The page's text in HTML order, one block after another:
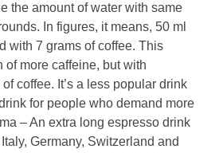
the amount of water with same
In figures, it means, 50 ml
with 7 grams of coffee. This
of more caffeine, but with
coffee. It’s a less popular drink
for people who demand more
– An extra long espresso drink
Germany, Switzerland and